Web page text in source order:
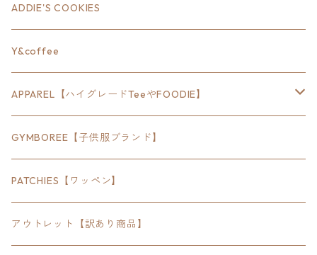
18inch×12inch
24inch×8inch
18inch×24inch
30inch×24inch
18inchオクタゴン八角形
24inchオクタゴン八角形
ステート
ハウス
クルマ
セキュリティ
アウトドア
スポーツ
ADDIE'S COOKIES
Y&coffee
APPAREL【ハイグレードTeeやFOODIE】
Bradley
SEWTS
FOODIE
POMONA
GYMBOREE【子供服ブランド】
PATCHIES【ワッペン】
アウトレット【訳あり商品】